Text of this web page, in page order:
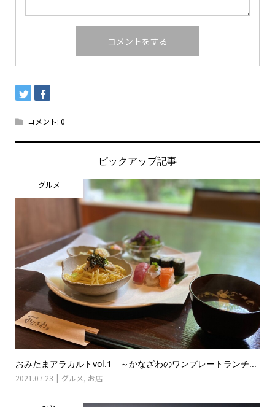
コメント: 0
ピックアップ記事
グルメ
おみたまアラカルトvol.1 ～かなざわのワンプレートランチ...
2021.07.23 グルメ, お店